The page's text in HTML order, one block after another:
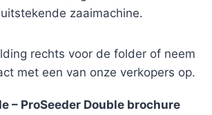
zaaimachine.
rechts voor de folder of neem
met een van onze verkopers op.
– ProSeeder Double brochure